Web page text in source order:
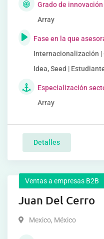
Grado de
Array
Fase en la que
Internacionalización |
Idea, Seed |
Especialización
Array
Detalles
Ventas a empresas B2B
Juan Del Cerro
Mexico, México